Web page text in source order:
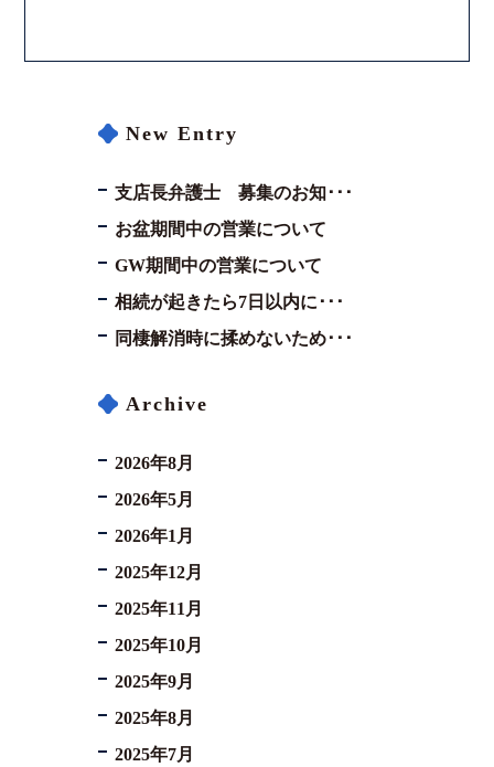
New Entry
支店長弁護士 募集のお知･･･
お盆期間中の営業について
GW期間中の営業について
相続が起きたら7日以内に･･･
同棲解消時に揉めないため･･･
Archive
2026年8月
2026年5月
2026年1月
2025年12月
2025年11月
2025年10月
2025年9月
2025年8月
2025年7月